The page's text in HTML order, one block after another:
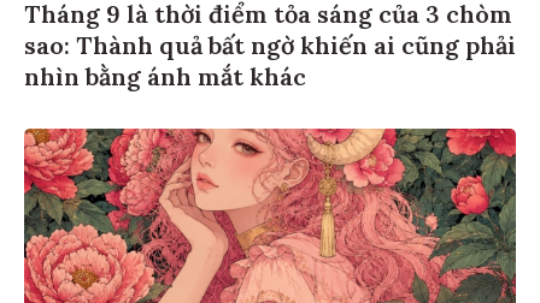
Tháng 9 là thời điểm tỏa sáng của 3 chòm
sao: Thành quả bất ngờ khiến ai cũng phải
nhìn bằng ánh mắt khác